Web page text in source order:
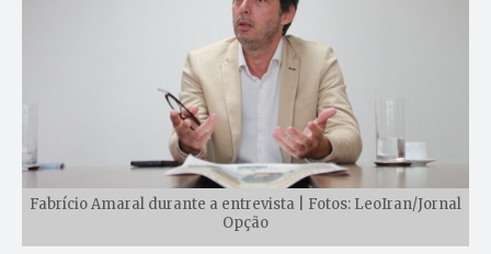
Fabrício Amaral durante a entrevista | Fotos: LeoIran/Jornal
Opção